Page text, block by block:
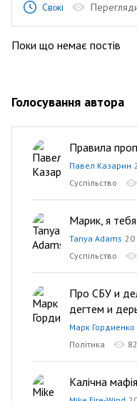
Свіжі
Поки що немає постів
Голосування автора
Правила
Павел Казарин
Суспільство
Марик, я
Tanya Adams 20
Суспільство
Про СБУ и
дегтем и
Марк Гордиенко
Політика
Калічна